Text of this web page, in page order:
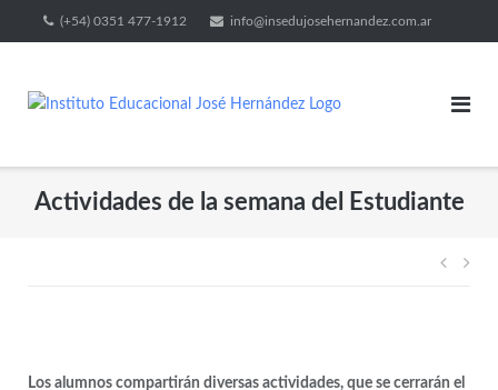
(+54) 0351 477-1912 info@insedujosehernandez.com.ar
Actividades de la semana del Estudiante
Los alumnos compartirán diversas actividades, que se cerrarán el